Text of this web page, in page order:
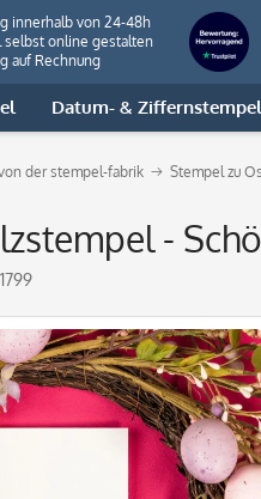
innerhalb von 24-48h
selbst online gestalten
auf Rechnung
Datum- & Ziffernstempel
der stempel-fabrik Stempel zu
-